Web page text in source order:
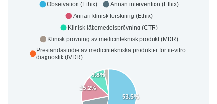
Observation (Ethix)
Annan intervention (Ethix)
Annan klinisk forskning (Ethix)
Klinisk läkemedelsprövning (CTR)
Klinisk prövning av medicinteknisk produkt (MDR)
Prestandastudie av medicintekniska produkter för in-vitro
diagnostik (IVDR)
53.5%
15.2%
9.8%